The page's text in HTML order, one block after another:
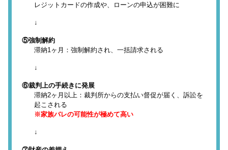
レジットカードの作成や、ローンの申込が困難に
↓
⑤強制解約
滞納1ヶ月：強制解約され、一括請求される
↓
⑥裁判上の手続きに発展
滞納2ヶ月以上：裁判所からの支払い督促が届く、訴訟を
起こされる
※家族バレの可能性が極めて高い
↓